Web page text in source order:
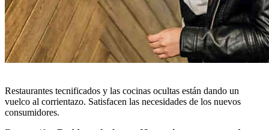
Restaurantes tecnificados y las cocinas ocultas están dando un
vuelco al corrientazo. Satisfacen las necesidades de los nuevos
consumidores.